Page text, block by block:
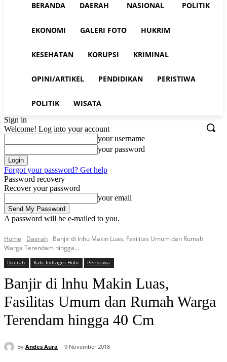
BERANDA DAERAH NASIONAL POLITIK
EKONOMI GALERI FOTO HUKRIM
KESEHATAN KORUPSI KRIMINAL
OPINI/ARTIKEL PENDIDIKAN PERISTIWA
POLITIK WISATA
Sign in
Welcome! Log into your account
your username
your password
Forgot your password? Get help
Password recovery
Recover your password
your email
A password will be e-mailed to you.
Home Daerah
Banjir di lnhu Makin Luas, Fasilitas Umum dan Rumah
Warga Terendam hingga...
Daerah Kab. Indragiri Hulu Peristiwa
Banjir di lnhu Makin Luas,
Fasilitas Umum dan Rumah Warga
Terendam hingga 40 Cm
By Andes Aura 9 November 2018